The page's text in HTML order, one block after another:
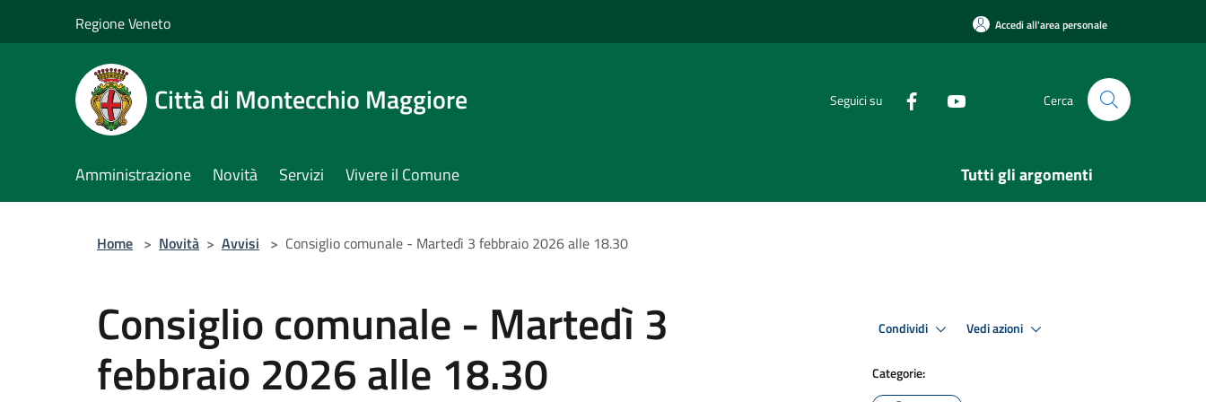
Regione Veneto Accedi all'area personale
Città di Montecchio Maggiore Seguici su Cerca
Amministrazione Novità Servizi Vivere il Comune Tutti gli argomenti
Home > Novità > Avvisi > Consiglio comunale - Martedì 3 febbraio 2026 alle 18.30
Consiglio comunale - Martedì 3
febbraio 2026 alle 18.30
Condividi Vedi azioni
Categorie: